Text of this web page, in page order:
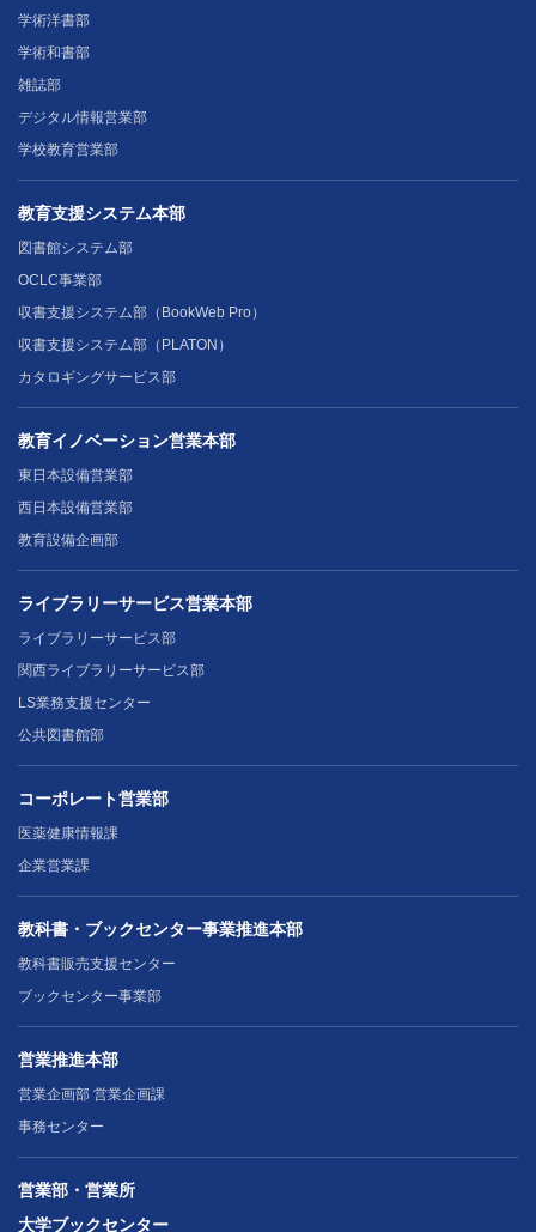
学術洋書部
学術和書部
雑誌部
デジタル情報営業部
学校教育営業部
教育支援システム本部
図書館システム部
OCLC事業部
収書支援システム部（BookWeb Pro）
収書支援システム部（PLATON）
カタロギングサービス部
教育イノベーション営業本部
東日本設備営業部
西日本設備営業部
教育設備企画部
ライブラリーサービス営業本部
ライブラリーサービス部
関西ライブラリーサービス部
LS業務支援センター
公共図書館部
コーポレート営業部
医薬健康情報課
企業営業課
教科書・ブックセンター事業推進本部
教科書販売支援センター
ブックセンター事業部
営業推進本部
営業企画部 営業企画課
事務センター
営業部・営業所
大学ブックセンター